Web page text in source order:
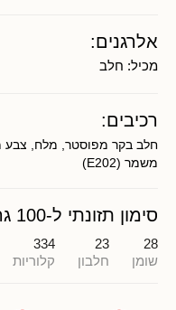
אלרגנים:
מכיל: חלב
רכיבים:
חלב בקר מפוסטר, מלח, צבע
משמר (E202)
סימון תזונתי ל-100 גרם
28
שומן
23
חלבון
334
קלוריות